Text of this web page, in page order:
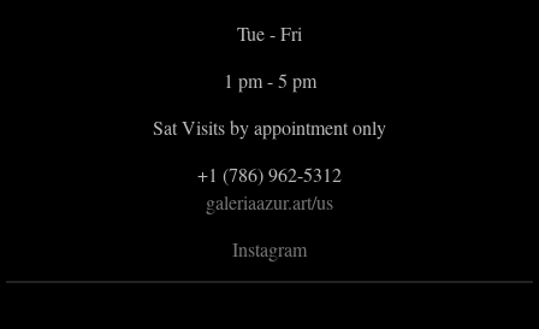
Tue - Fri
1 pm - 5 pm
Sat Visits by appointment only
+1 (786) 962-5312
galeriaazur.art/us
Instagram